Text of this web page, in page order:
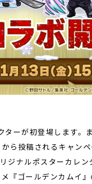
ーが初登場します。
ら投稿されるキャン
ジナルポスターカレン
『ゴールデンカムイ』